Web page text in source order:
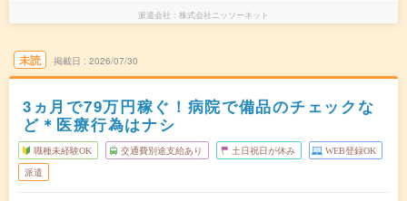
派遣会社 株式会社ニッソーネット
未読 掲載日 2026/07/30
3ヵ月で79万円稼ぐ！病院で備品のチェックな
ど＊医療行為はナシ
職種未経験OK 交通費別途支給あり 土日祝日が休み WEB登録OK
派遣